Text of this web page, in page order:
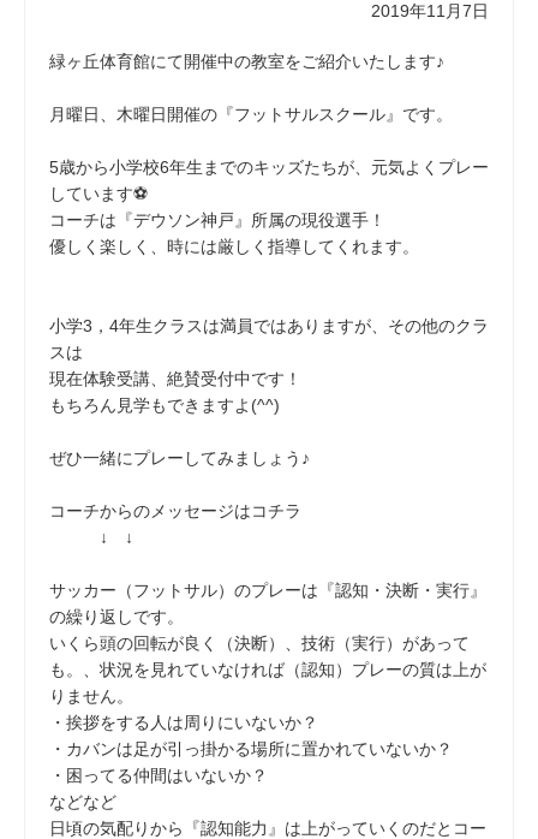
2019年11月7日
緑ヶ丘体育館にて開催中の教室をご紹介いたします♪
月曜日、木曜日開催の『フットサルスクール』です。
5歳から小学校6年生までのキッズたちが、元気よくプレー
しています⚽
コーチは『デウソン神戸』所属の現役選手！
優しく楽しく、時には厳しく指導してくれます。
小学3，4年生クラスは満員ではありますが、その他のクラ
スは
現在体験受講、絶賛受付中です！
もちろん見学もできますよ(^^)
ぜひ一緒にプレーしてみましょう♪
コーチからのメッセージはコチラ
↓ ↓
サッカー（フットサル）のプレーは『認知・決断・実行』
の繰り返しです。
いくら頭の回転が良く（決断）、技術（実行）があって
も。、状況を見れていなければ（認知）プレーの質は上が
りません。
・挨拶をする人は周りにいないか？
・カバンは足が引っ掛かる場所に置かれていないか？
・困ってる仲間はいないか？
などなど
日頃の気配りから『認知能力』は上がっていくのだとコー